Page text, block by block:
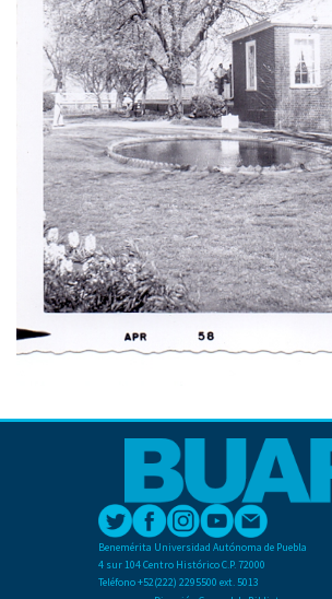
Benemérita Universidad Autónoma de Puebla
4 sur 104 Centro Histórico C.P. 72000
Teléfono +52(222) 2295500 ext. 5013